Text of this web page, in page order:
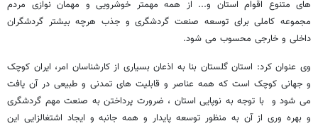
های متنوع اقوام استان و... از همه مهمتر خوشرویی و مهمان نوازی مردم
مجموعه کاملی برای توسعه صنعت گردشگری و جذب هرچه بیشتر گردشگران
داخلی و خارجی محسوب می شود.
وی عنوان کرد: استان گلستان بنا به اذعان بسیاری از کارشناسان امر، ایران کوچک
و جهانی کوچک است که همه عناصر و قابلیت های تمدنی و طبیعی در آن یافت
می شود و با توجه به نوپایی استان ، ضرورت پرداختن به صنعت مهم گردشگری
و بهره وری از آن به منظور توسعه پایدار و همه جانبه و ایجاد اشتغالزایی این